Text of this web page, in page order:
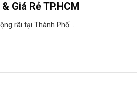
Giá Rẻ TP.HCM
rãi tại Thành Phố ...